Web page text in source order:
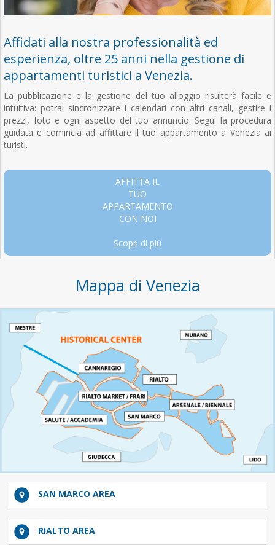
Affidati alla nostra professionalità ed
esperienza, oltre 25 anni nella gestione di
appartamenti turistici a Venezia.
La pubblicazione e la gestione del tuo alloggio risulterà facile e
intuitiva: potrai sincronizzare i calendari con altri canali, gestire i
prezzi, foto e ogni aspetto del tuo annuncio. Segui la procedura
guidata e comincia ad affittare il tuo appartamento a Venezia ai
turisti.
AFFITTA IL
TUO
APPARTAMENTO
CON NOI
Scopri di più
Mappa di Venezia
SAN MARCO AREA
RIALTO AREA